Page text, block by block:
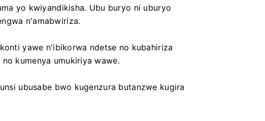
yo kwiyandikisha. Ubu buryo ni uburyo
n'amabwiriza.
yawe n'ibikorwa ndetse no kubahiriza
kumenya umukiriya wawe.
ubusabe bwo kugenzura butanzwe kugira